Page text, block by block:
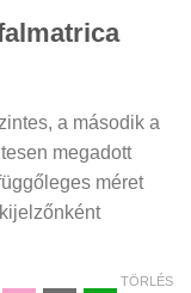
a második a
megadott
méret
TÖRLÉS